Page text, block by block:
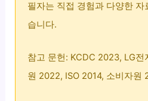
필자는 직접 경험과 다양한 자
습니다.
참고 문헌: KCDC 2023, LG
원 2022, ISO 2014, 소비자원